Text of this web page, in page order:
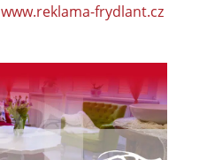
www.reklama-frydlant.cz